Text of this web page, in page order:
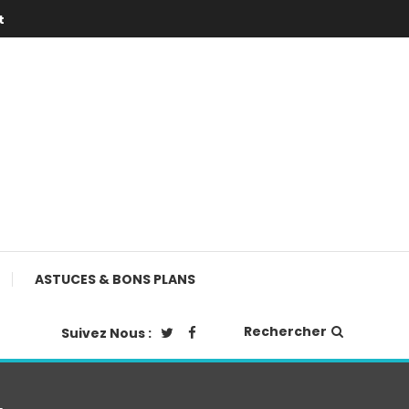
ASTUCES & BONS PLANS
Suivez Nous : Rechercher